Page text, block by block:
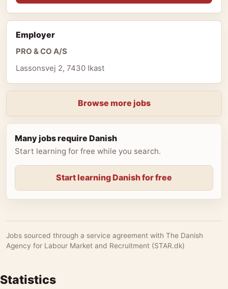
Employer
PRO & CO A/S
Lassonsvej 2, 7430 Ikast
Browse more jobs
Many jobs require Danish
Start learning for free while you search.
Start learning Danish for free
Jobs sourced through a service agreement with The Danish
Agency for Labour Market and Recruitment (STAR.dk)
Statistics